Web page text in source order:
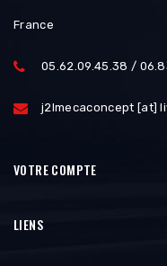
France
05.62.09.45.38 /
j2lmecaconcept [at]
VOTRE COMPTE
LIENS